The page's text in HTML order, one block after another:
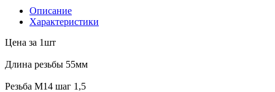
Описание
Характеристики
Цена за 1шт
Длина резьбы 55мм
Резьба M14 шаг 1,5